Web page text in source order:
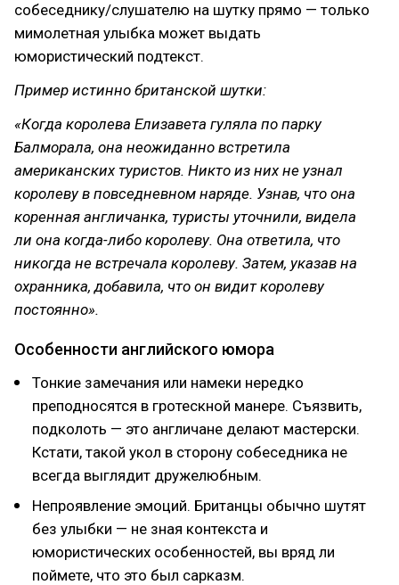
собеседнику/слушателю на шутку прямо — только
мимолетная улыбка может выдать
юмористический подтекст.
Пример истинно британской шутки:
«Когда королева Елизавета гуляла по парку
Балморала, она неожиданно встретила
американских туристов. Никто из них не узнал
королеву в повседневном наряде. Узнав, что она
коренная англичанка, туристы уточнили, видела
ли она когда-либо королеву. Она ответила, что
никогда не встречала королеву. Затем, указав на
охранника, добавила, что он видит королеву
постоянно».
Особенности английского юмора
Тонкие замечания или намеки нередко
преподносятся в гротескной манере. Съязвить,
подколоть — это англичане делают мастерски.
Кстати, такой укол в сторону собеседника не
всегда выглядит дружелюбным.
Непроявление эмоций. Британцы обычно шутят
без улыбки — не зная контекста и
юмористических особенностей, вы вряд ли
поймете, что это был сарказм.